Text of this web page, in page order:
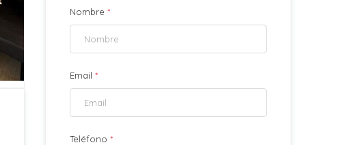
Nombre *
Email *
Teléfono *